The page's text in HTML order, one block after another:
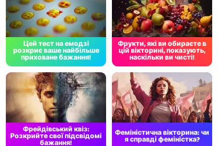
Цей тест на емодзі
розкриє ваше найбільше
приховане бажання!
Фрукти, які ви обираєте в
цій вікторині, показують,
наскільки ви чисті!
Фрейдівський квіз:
Розкрийте свої підсвідомі
бажання!
Феміністична вікторина: чи
я справді феміністка?